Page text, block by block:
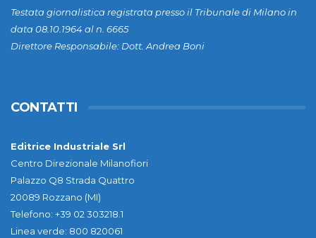
Testata giornalistica registrata presso il Tribunale di Milano in
data 08.10.1964 al n. 6665
Direttore Responsabile: Dott. Andrea Boni
CONTATTI
Editrice Industriale Srl
Centro Direzionale Milanofiori
Palazzo Q8 Strada Quattro
20089 Rozzano (MI)
Telefono: +39 02 303218.1
Linea verde: 800 820061